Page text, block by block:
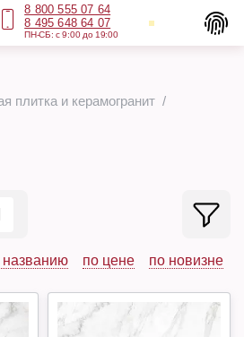
8 800 555 07 64
8 495 648 64 07
ПН-СБ: с 9:00 до 19:00
плитка и керамогранит
названию по цене по новизне